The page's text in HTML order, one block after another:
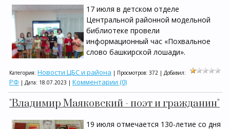
17 июля в детском отделе
Центральной районной модельной
библиотеке провели
информационный час «Похвальное
слово башкирской лошади».
Категория: Новости ЦБС и района | Просмотров: 372 | Добавил:
РФ | Дата: 18.07.2023 | Комментарии (0)
"Владимир Маяковский - поэт и гражданин"
19 июля отмечается 130-летие со дня